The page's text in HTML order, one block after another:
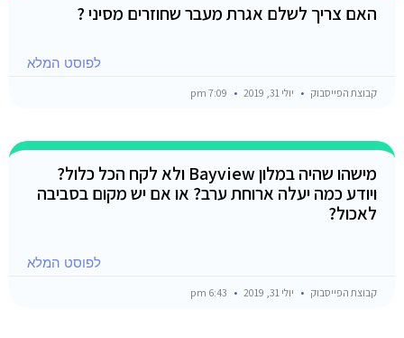
האם צריך לשלם אגרת מעבר שחוזרים מסיני ?
לפוסט המלא
קבוצת הפייסבוק יולי 31, 2019
מישהו שהיה במלון Bayview ולא לקח הכל כלול?
ויודע כמה יעלה ארוחת ערב? או אם יש מקום בסביבה
לאכול?
לפוסט המלא
קבוצת הפייסבוק יולי 31, 2019